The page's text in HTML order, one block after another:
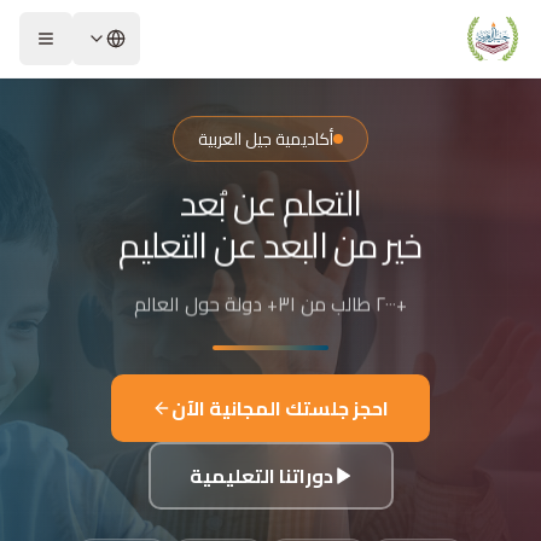
أكاديمية جيل العربية – Jeel Alarabiya Academy
أكاديمية جيل العربية هي منصة تعليمية عبر الإنترنت تأسست عام 2023، متخصصة في تعليم اللغة العربية وتجويد القرآن الكريم والتربية الإسلامية والعلوم للأطفال والبالغين من مختلف أنحاء العالم.
ما الذي تقدمه الأكاديمية؟
تعليم اللغة العربية للناطقين بها وغير الناطقين بها
تجويد وحفظ القرآن الكريم مع إجازات معتمدة
الدراسات الإسلامية والتربية الدينية
اللغة الإنجليزية والفرنسية
البرمجة وعلم الفلك والفنون
تفاصيل الدراسة
الفئات العمرية المستهدفة: من 4 سنوات حتى البالغين
شكل التعليم: مجموعات صغيرة 3-5 طلاب، أو حصص فردية
اللغات المستخدمة في التدريس: العربية، التركية، الإنجليزية، الفرنسية
الشريحة 2 من 4: التعلم عن بُعد خير من البعد عن التعليم
أكاديمية جيل العربية
التعلم عن بُعد
خير من البعد عن التعليم
+٢٠٠٠ طالب من ٣١+ دولة حول العالم
احجز جلستك المجانية الآن
دوراتنا التعليمية